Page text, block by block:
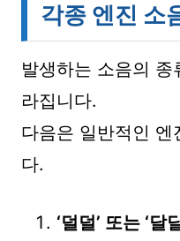
각종 엔진 소
발생하는 소음의
라집니다.
다음은 일반적인 엔
다.
‘덜덜’ 또는 ‘달